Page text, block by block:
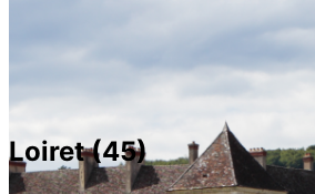
Loiret (45)